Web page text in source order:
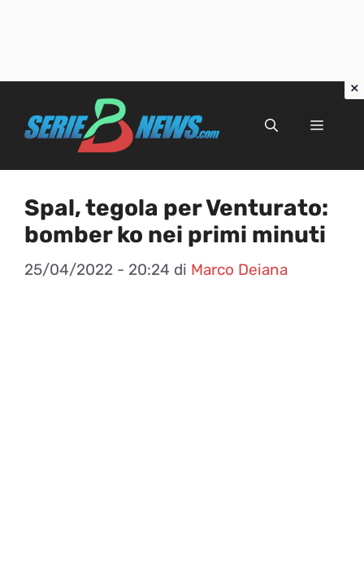
Menu
Spal, tegola per Venturato:
bomber ko nei primi minuti
25/04/2022 - 20:24 di Marco Deiana